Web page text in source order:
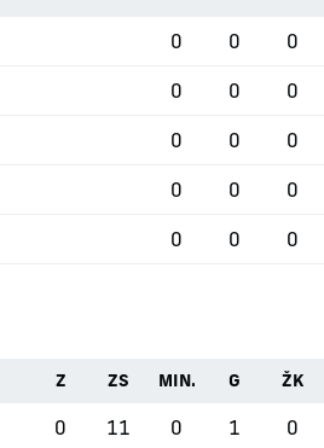
0 0 0
0 0 0
0 0 0
0 0 0
0 0 0
Z ZS MIN. G ŽK
0 11 0 1 0